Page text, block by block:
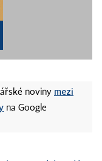
noviny mezi
na Google